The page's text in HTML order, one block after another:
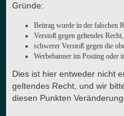
Gründe:
Beitrag wurde in der falschen
Verstoß gegen geltendes
schwerer Verstoß gegen die
Werbebanner im Posting oder
Dies ist hier entweder nicht
geltendes Recht, und wir
diesen Punkten